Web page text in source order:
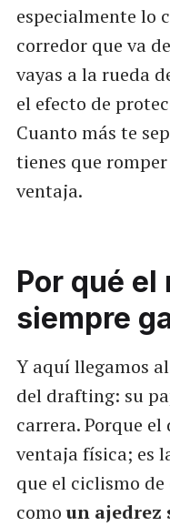
especialmente lo
corredor que va
vayas a la rueda
el efecto de
Cuanto más te
tienes que
ventaja.
Por qué
siempre
Y aquí llegamos
del drafting: su
carrera. Porque
ventaja física; es
que el ciclismo
comoun ajedrez